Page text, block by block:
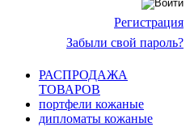
Регистрация
Забыли свой пароль?
РАСПРОДАЖА
ТОВАРОВ
портфели кожаные
дипломаты кожаные